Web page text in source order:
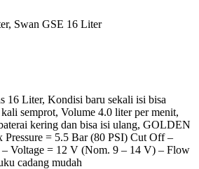
Swan GSE 16 Liter
16 Liter, Kondisi baru sekali isi bisa
semprot, Volume 4.0 liter per menit,
kering dan bisa isi ulang, GOLDEN
= 5.5 Bar (80 PSI) Cut Off –
Voltage = 12 V (Nom. 9 – 14 V) – Flow
cadang mudah